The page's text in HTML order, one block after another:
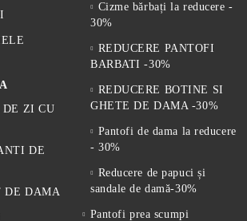
DE ZI CU
DE
DE DAMA
Cizme bărbați la reducere -
30%
REDUCERE PANTOFI
BARBATI -30%
REDUCERE BOTINE SI
GHETE DE DAMA -30%
Pantofi de dama la reducere
- 30%
Reducere de papuci și
sandale de damă-30%
Pantofi prea scumpi